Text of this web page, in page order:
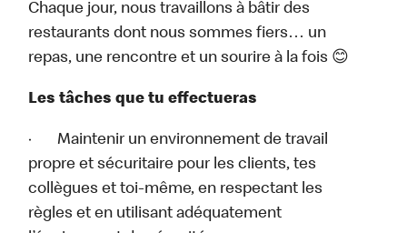
Chaque jour, nous travaillons à bâtir des
restaurants dont nous sommes fiers… un
repas, une rencontre et un sourire à la fois 😊
Les tâches que tu effectueras
· Maintenir un environnement de travail
propre et sécuritaire pour les clients, tes
collègues et toi-même, en respectant les
règles et en utilisant adéquatement